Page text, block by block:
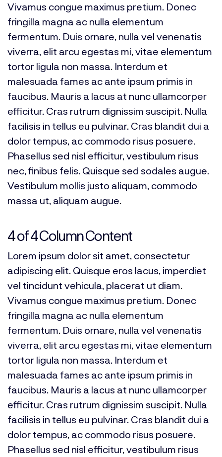
Vivamus congue maximus pretium. Donec
fringilla magna ac nulla elementum
fermentum. Duis ornare, nulla vel venenatis
viverra, elit arcu egestas mi, vitae elementum
tortor ligula non massa. Interdum et
malesuada fames ac ante ipsum primis in
faucibus. Mauris a lacus at nunc ullamcorper
efficitur. Cras rutrum dignissim suscipit. Nulla
facilisis in tellus eu pulvinar. Cras blandit dui a
dolor tempus, ac commodo risus posuere.
Phasellus sed nisl efficitur, vestibulum risus
nec, finibus felis. Quisque sed sodales augue.
Vestibulum mollis justo aliquam, commodo
massa ut, aliquam augue.
4 of 4 Column Content
Lorem ipsum dolor sit amet, consectetur
adipiscing elit. Quisque eros lacus, imperdiet
vel tincidunt vehicula, placerat ut diam.
Vivamus congue maximus pretium. Donec
fringilla magna ac nulla elementum
fermentum. Duis ornare, nulla vel venenatis
viverra, elit arcu egestas mi, vitae elementum
tortor ligula non massa. Interdum et
malesuada fames ac ante ipsum primis in
faucibus. Mauris a lacus at nunc ullamcorper
efficitur. Cras rutrum dignissim suscipit. Nulla
facilisis in tellus eu pulvinar. Cras blandit dui a
dolor tempus, ac commodo risus posuere.
Phasellus sed nisl efficitur, vestibulum risus